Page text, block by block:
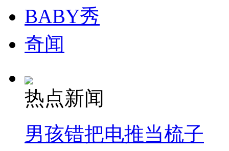
司机酒驾遇交警 急速倒车逃窜
BABY秀
奇闻
热点新闻
男孩错把电推当梳子